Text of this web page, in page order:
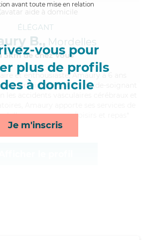
avant toute mise en relation
vous pour
plus de profils
à domicile
Je m'inscris
ÉLÉGANT
B., Mordelles
5km de chez Vous
et enthousiaste, Amaury a 6 ans
un diplôme d'Etat d'aide-soignant
compagnie/loisirs et repas*